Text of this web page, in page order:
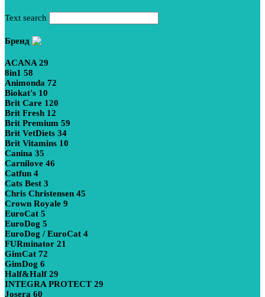
Text search
Бренд
ACANA 29
8in1 58
Animonda 72
Biokat's 10
Brit Care 120
Brit Fresh 12
Brit Premium 59
Brit VetDiets 34
Brit Vitamins 10
Canina 35
Carnilove 46
Catfun 4
Cats Best 3
Chris Christensen 45
Crown Royale 9
EuroCat 5
EuroDog 5
EuroDog / EuroCat 4
FURminator 21
GimCat 72
GimDog 6
Half&Half 29
INTEGRA PROTECT 29
Josera 60